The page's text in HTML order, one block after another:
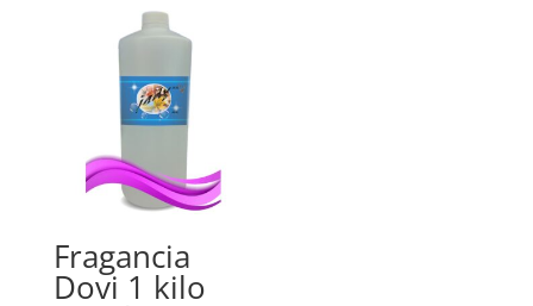
Fragancia
Dovi 1 kilo